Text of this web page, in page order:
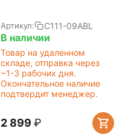
Артикул: C111-09ABL
В наличии
Товар на удаленном
складе, отправка через
~1-3 рабочих дня.
Окончательное наличие
подтвердит менеджер.
2 899 ₽